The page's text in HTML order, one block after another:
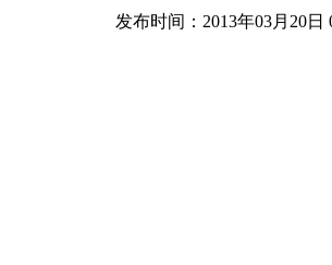
发布时间：2013年03月20日